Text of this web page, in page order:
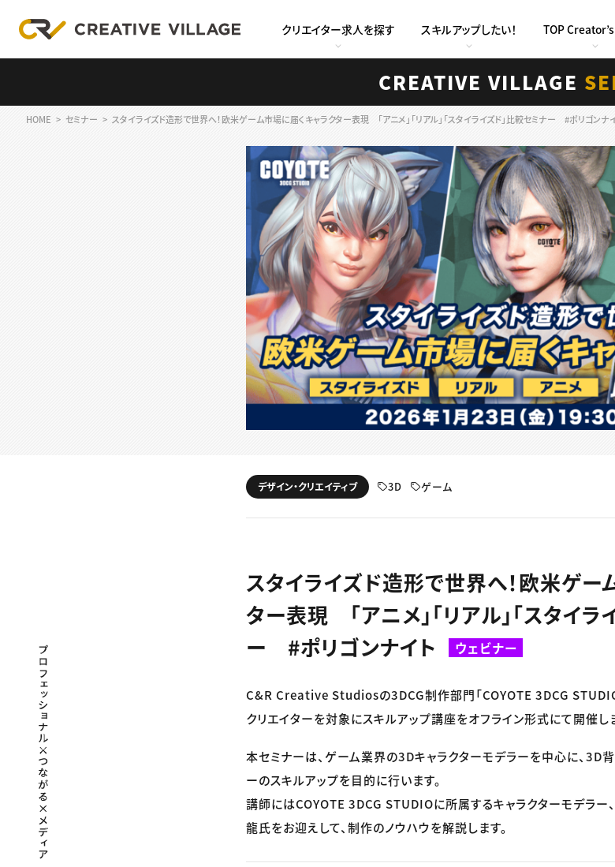
クリエイター求人を探す スキルアップしたい！ TOP
CREATIVE VILLAGE
HOME セミナー スタイライズド造形で世界へ！欧米ゲーム市場に届くキャラクター表現 「アニメ」「リアル」「スタイライズド」比較セミナー #ポリゴンナ
プロフェッショナル×つながる×メディア
デザイン・クリエイティブ 3D ゲーム
スタイライズド造形で世界へ！欧米ゲー
ター表現 「アニメ」「リアル」「スタイラ
ー #ポリゴンナイト
ウェビナー
C&R Creative Studiosの3DCG制作部門「COYOTE 3DCG STUDIO
クリエイターを対象にスキルアップ講座をオフライン形式にて開催し
本セミナーは、ゲーム業界の3Dキャラクターモデラーを中心に、3D
ーのスキルアップを目的に行います。
講師にはCOYOTE 3DCG STUDIOに所属するキャラクターモデラー
龍氏をお迎えして、制作のノウハウを解説します。